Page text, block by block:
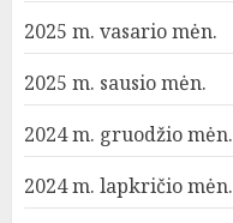
2025 m. vasario mėn.
2025 m. sausio mėn.
2024 m. gruodžio mėn.
2024 m. lapkričio mėn.